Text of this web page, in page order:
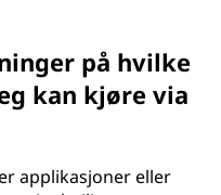
på hvilke
kan kjøre via
applikasjoner eller